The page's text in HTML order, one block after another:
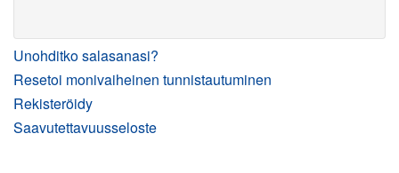
Unohditko salasanasi?
Resetoi monivaiheinen tunnistautuminen
Rekisteröidy
Saavutettavuusseloste